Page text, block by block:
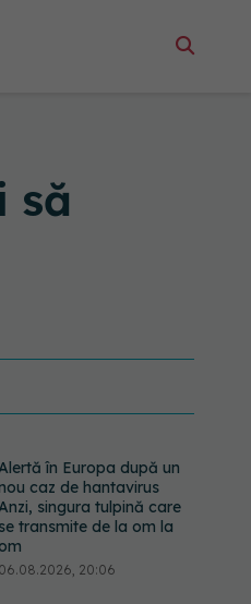
să
în Europa după un
caz de hantavirus
singura tulpină care
se transmite de la om la
om
06.08.2026, 20:06